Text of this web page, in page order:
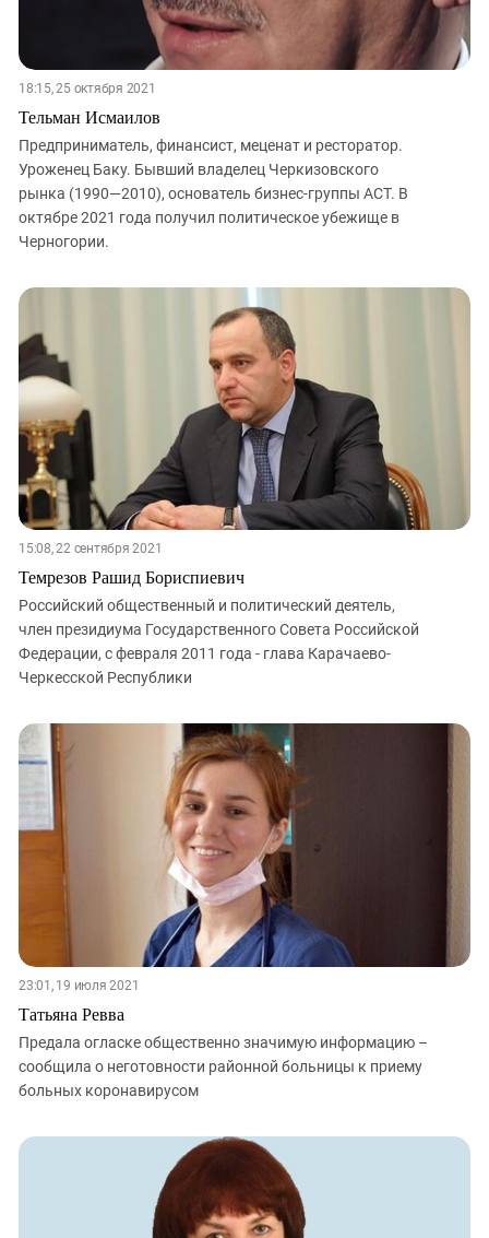
18:15, 25 октября 2021
Тельман Исмаилов
Предприниматель, финансист, меценат и ресторатор.
Уроженец Баку. Бывший владелец Черкизовского
рынка (1990—2010), основатель бизнес-группы АСТ. В
октябре 2021 года получил политическое убежище в
Черногории.
15:08, 22 сентября 2021
Темрезов Рашид Бориспиевич
Российский общественный и политический деятель,
член президиума Государственного Совета Российской
Федерации, с февраля 2011 года - глава Карачаево-
Черкесской Республики
23:01, 19 июля 2021
Татьяна Ревва
Предала огласке общественно значимую информацию –
сообщила о неготовности районной больницы к приему
больных коронавирусом